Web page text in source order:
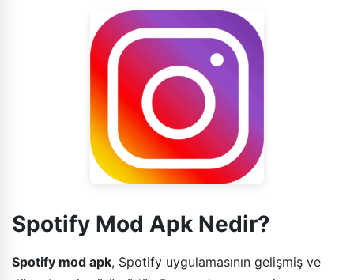
Spotify Mod Apk Nedir?
Spotify mod apk, Spotify uygulamasının gelişmiş ve